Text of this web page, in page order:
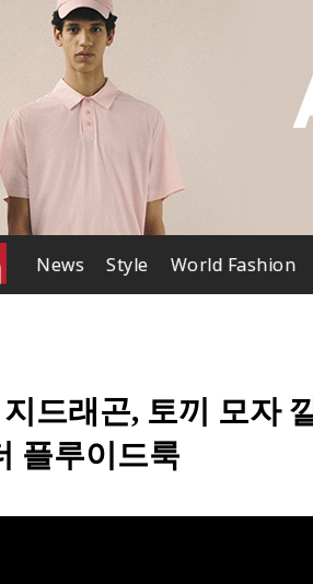
News Style World Fashion
드래곤, 토끼 모자
플루이드룩